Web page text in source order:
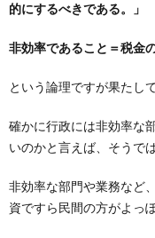
的にするべきである。」
非効率であること＝税金
という論理ですが果たし
確かに行政には非効率な
いのかと言えば、そうで
非効率な部門や業務など
資ですら民間の方がよっ